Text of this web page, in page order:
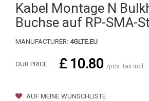
Kabel Montage N
Buchse auf RP-SMA-
MANUFACTURER: 4GLTE.EU
OUR PRICE: £ 10.80 /pcs. tax incl.
AUF MEINE WUNSCHLISTE